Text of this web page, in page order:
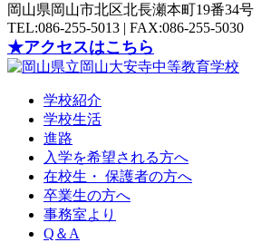
岡山県岡山市北区北長瀬本町19番34号
TEL:086-255-5013 | FAX:086-255-5030
★アクセスはこちら
学校紹介
学校生活
進路
入学を希望される方へ
在校生・ 保護者の方へ
卒業生の方へ
事務室より
Q＆A